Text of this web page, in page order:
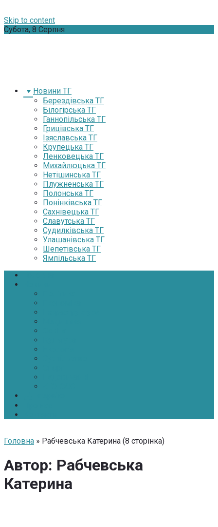
Skip to content
Субота, 8 Серпня
Новини ТГ
Берездівська ТГ
Білогірська ТГ
Ганнопільська ТГ
Грицівська ТГ
Ізяславська ТГ
Крупецька ТГ
Ленковецька ТГ
Михайлюцька ТГ
Нетішинська ТГ
Плужненська ТГ
Полонська ТГ
Понінківська ТГ
Сахнівецька ТГ
Славутська ТГ
Судилківська ТГ
Улашанівська ТГ
Шепетівська ТГ
Ямпільська ТГ
Головна » Рабчевська Катерина (8 сторінка)
Автор: Рабчевська
Катерина